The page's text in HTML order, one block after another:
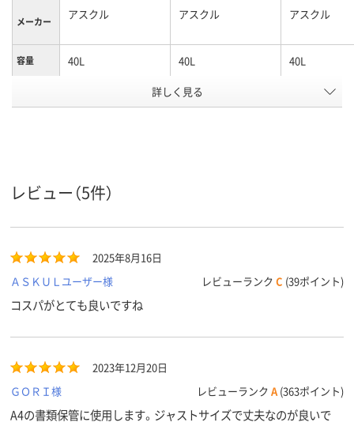
メーカー アスクル アスクル アスクル
容量 40L 40L 40L
11 95 65
詳しく見る
レビュー（5件）
2025年8月16日
ＡＳＫＵＬユーザー様
レビューランク C (39ポイント)
コスパがとても良いですね
2023年12月20日
ＧＯＲＩ様
レビューランク A (363ポイント)
A4の書類保管に使用します。ジャストサイズで丈夫なのが良いで